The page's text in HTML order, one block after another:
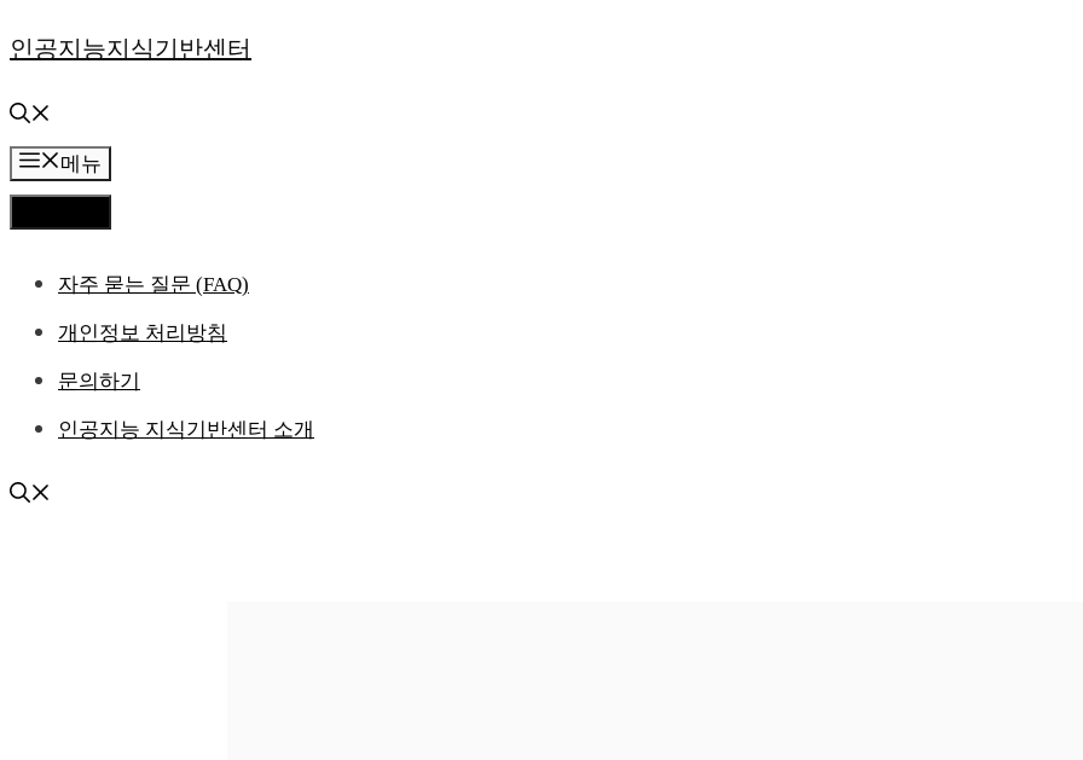
컨
츠
로
인공지능지식기반센터
메뉴
자주 묻는 질문 (FAQ)
개인정보 처리방침
문의하기
인공지능 지식기반센터 소개